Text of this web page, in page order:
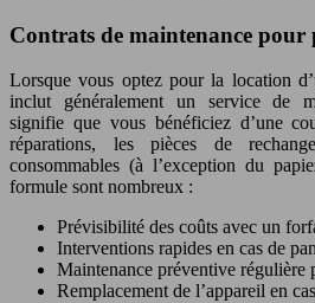
Contrats de maintenance pour
Lorsque vous optez pour la location
inclut généralement un service de
signifie que vous bénéficiez d’une
réparations, les pièces de
consommables (à l’exception du
formule sont nombreux :
Prévisibilité des coûts avec un
Interventions rapides en cas de
Maintenance préventive régulière
Remplacement de l’appareil en